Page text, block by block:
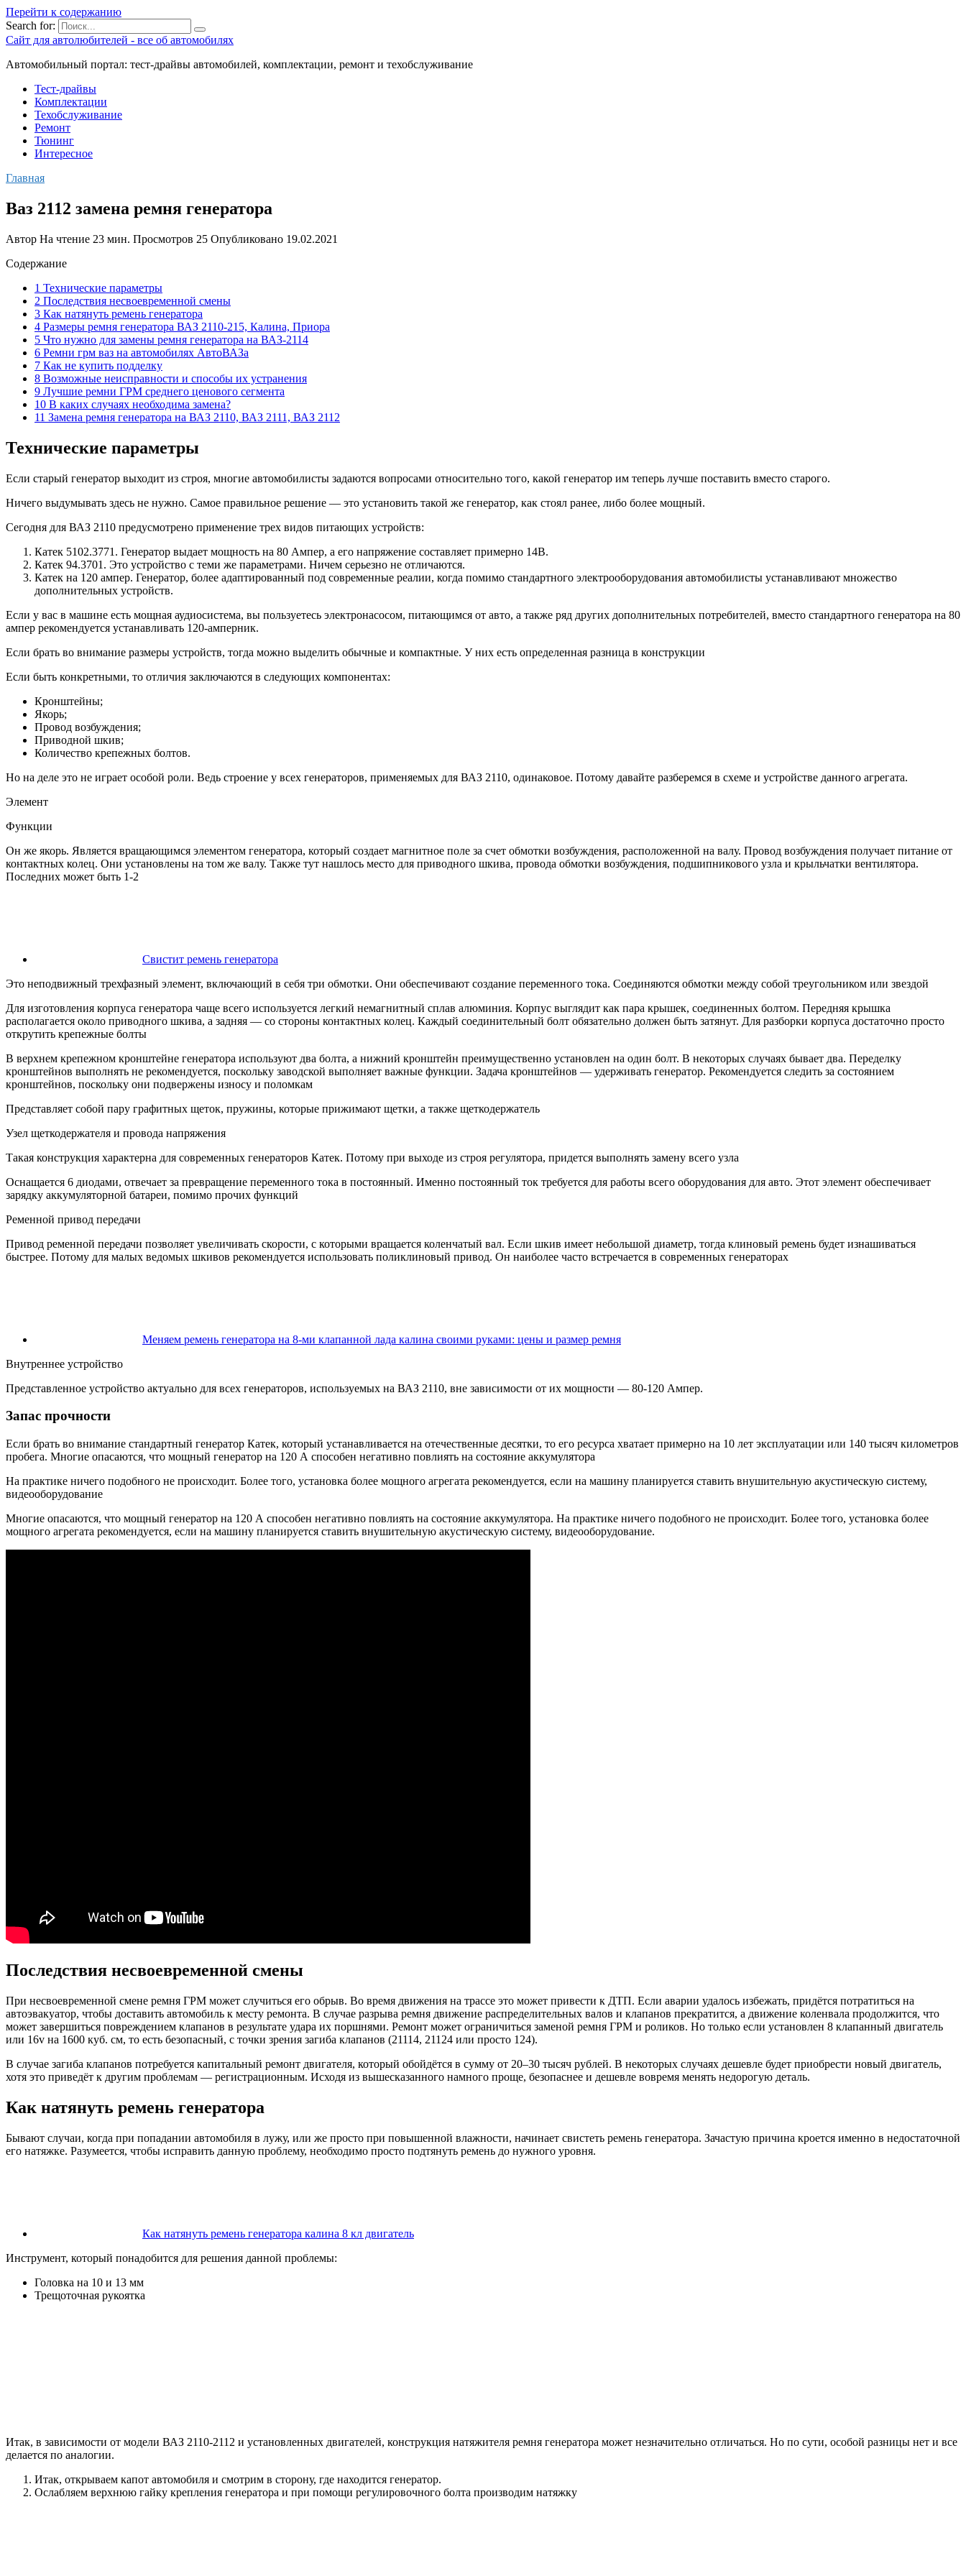
Перейти к содержанию
Search for:
Сайт для автолюбителей - все об автомобилях
Автомобильный портал: тест-драйвы автомобилей, комплектации, ремонт и техобслуживание
Тест-драйвы
Комплектации
Техобслуживание
Ремонт
Тюнинг
Интересное
Главная
Ваз 2112 замена ремня генератора
Автор На чтение 23 мин. Просмотров 25 Опубликовано 19.02.2021
Содержание
1 Технические параметры
2 Последствия несвоевременной смены
3 Как натянуть ремень генератора
4 Размеры ремня генератора ВАЗ 2110-215, Калина, Приора
5 Что нужно для замены ремня генератора на ВАЗ-2114
6 Ремни грм ваз на автомобилях АвтоВАЗа
7 Как не купить подделку
8 Возможные неисправности и способы их устранения
9 Лучшие ремни ГРМ среднего ценового сегмента
10 В каких случаях необходима замена?
11 Замена ремня генератора на ВАЗ 2110, ВАЗ 2111, ВАЗ 2112
Технические параметры
Если старый генератор выходит из строя, многие автомобилисты задаются вопросами относительно того, какой генератор им теперь лучше поставить вместо старого.
Ничего выдумывать здесь не нужно. Самое правильное решение — это установить такой же генератор, как стоял ранее, либо более мощный.
Сегодня для ВАЗ 2110 предусмотрено применение трех видов питающих устройств:
Катек 5102.3771. Генератор выдает мощность на 80 Ампер, а его напряжение составляет примерно 14В.
Катек 94.3701. Это устройство с теми же параметрами. Ничем серьезно не отличаются.
Катек на 120 ампер. Генератор, более адаптированный под современные реалии, когда помимо стандартного электрооборудования автомобилисты устанавливают множество
дополнительных устройств.
Если у вас в машине есть мощная аудиосистема, вы пользуетесь электронасосом, питающимся от авто, а также ряд других дополнительных потребителей, вместо стандартного генератора на 80
ампер рекомендуется устанавливать 120-амперник.
Если брать во внимание размеры устройств, тогда можно выделить обычные и компактные. У них есть определенная разница в конструкции
Если быть конкретными, то отличия заключаются в следующих компонентах:
Кронштейны;
Якорь;
Провод возбуждения;
Приводной шкив;
Количество крепежных болтов.
Но на деле это не играет особой роли. Ведь строение у всех генераторов, применяемых для ВАЗ 2110, одинаковое. Потому давайте разберемся в схеме и устройстве данного агрегата.
Элемент
Функции
Он же якорь. Является вращающимся элементом генератора, который создает магнитное поле за счет обмотки возбуждения, расположенной на валу. Провод возбуждения получает питание от
контактных колец. Они установлены на том же валу. Также тут нашлось место для приводного шкива, провода обмотки возбуждения, подшипникового узла и крыльчатки вентилятора.
Последних может быть 1-2
Свистит ремень генератора
Это неподвижный трехфазный элемент, включающий в себя три обмотки. Они обеспечивают создание переменного тока. Соединяются обмотки между собой треугольником или звездой
Для изготовления корпуса генератора чаще всего используется легкий немагнитный сплав алюминия. Корпус выглядит как пара крышек, соединенных болтом. Передняя крышка
располагается около приводного шкива, а задняя — со стороны контактных колец. Каждый соединительный болт обязательно должен быть затянут. Для разборки корпуса достаточно просто
открутить крепежные болты
В верхнем крепежном кронштейне генератора используют два болта, а нижний кронштейн преимущественно установлен на один болт. В некоторых случаях бывает два. Переделку
кронштейнов выполнять не рекомендуется, поскольку заводской выполняет важные функции. Задача кронштейнов — удерживать генератор. Рекомендуется следить за состоянием
кронштейнов, поскольку они подвержены износу и поломкам
Представляет собой пару графитных щеток, пружины, которые прижимают щетки, а также щеткодержатель
Узел щеткодержателя и провода напряжения
Такая конструкция характерна для современных генераторов Катек. Потому при выходе из строя регулятора, придется выполнять замену всего узла
Оснащается 6 диодами, отвечает за превращение переменного тока в постоянный. Именно постоянный ток требуется для работы всего оборудования для авто. Этот элемент обеспечивает
зарядку аккумуляторной батареи, помимо прочих функций
Ременной привод передачи
Привод ременной передачи позволяет увеличивать скорости, с которыми вращается коленчатый вал. Если шкив имеет небольшой диаметр, тогда клиновый ремень будет изнашиваться
быстрее. Потому для малых ведомых шкивов рекомендуется использовать поликлиновый привод. Он наиболее часто встречается в современных генераторах
Меняем ремень генератора на 8-ми клапанной лада калина своими руками: цены и размер ремня
Внутреннее устройство
Представленное устройство актуально для всех генераторов, используемых на ВАЗ 2110, вне зависимости от их мощности — 80-120 Ампер.
Запас прочности
Если брать во внимание стандартный генератор Катек, который устанавливается на отечественные десятки, то его ресурса хватает примерно на 10 лет эксплуатации или 140 тысяч километров
пробега. Многие опасаются, что мощный генератор на 120 А способен негативно повлиять на состояние аккумулятора
На практике ничего подобного не происходит. Более того, установка более мощного агрегата рекомендуется, если на машину планируется ставить внушительную акустическую систему,
видеооборудование
Многие опасаются, что мощный генератор на 120 А способен негативно повлиять на состояние аккумулятора. На практике ничего подобного не происходит. Более того, установка более
мощного агрегата рекомендуется, если на машину планируется ставить внушительную акустическую систему, видеооборудование.
Последствия несвоевременной смены
При несвоевременной смене ремня ГРМ может случиться его обрыв. Во время движения на трассе это может привести к ДТП. Если аварии удалось избежать, придётся потратиться на
автоэвакуатор, чтобы доставить автомобиль к месту ремонта. В случае разрыва ремня движение распределительных валов и клапанов прекратится, а движение коленвала продолжится, что
может завершиться повреждением клапанов в результате удара их поршнями. Ремонт может ограничиться заменой ремня ГРМ и роликов. Но только если установлен 8 клапанный двигатель
или 16v на 1600 куб. см, то есть безопасный, с точки зрения загиба клапанов (21114, 21124 или просто 124).
В случае загиба клапанов потребуется капитальный ремонт двигателя, который обойдётся в сумму от 20–30 тысяч рублей. В некоторых случаях дешевле будет приобрести новый двигатель,
хотя это приведёт к другим проблемам — регистрационным. Исходя из вышесказанного намного проще, безопаснее и дешевле вовремя менять недорогую деталь.
Как натянуть ремень генератора
Бывают случаи, когда при попадании автомобиля в лужу, или же просто при повышенной влажности, начинает свистеть ремень генератора. Зачастую причина кроется именно в недостаточной
его натяжке. Разумеется, чтобы исправить данную проблему, необходимо просто подтянуть ремень до нужного уровня.
Как натянуть ремень генератора калина 8 кл двигатель
Инструмент, который понадобится для решения данной проблемы:
Головка на 10 и 13 мм
Трещоточная рукоятка
Итак, в зависимости от модели ВАЗ 2110-2112 и установленных двигателей, конструкция натяжителя ремня генератора может незначительно отличаться. Но по сути, особой разницы нет и все
делается по аналогии.
Итак, открываем капот автомобиля и смотрим в сторону, где находится генератор.
Ослабляем верхнюю гайку крепления генератора и при помощи регулировочного болта производим натяжку